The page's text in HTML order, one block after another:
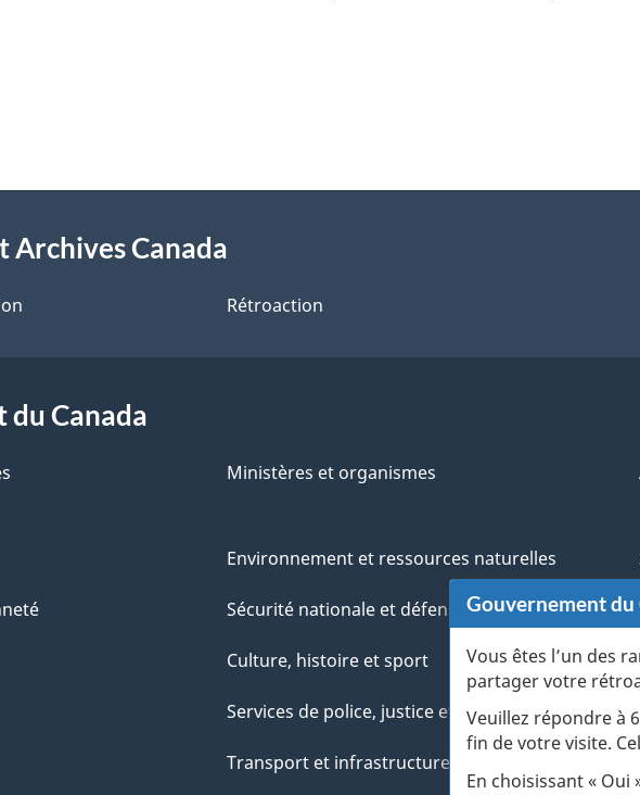
Gouvernement du
Vous êtes l’un des
partager votre
Veuillez répondre à
fin de votre visite.
En choisissant «
Archives Canada
Rétroaction
Canada
Ministères et organismes
Environnement et ressources naturelles
Sécurité nationale et défense
Culture, histoire et sport
Services de police, justice et urgences
Transport et infrastructure